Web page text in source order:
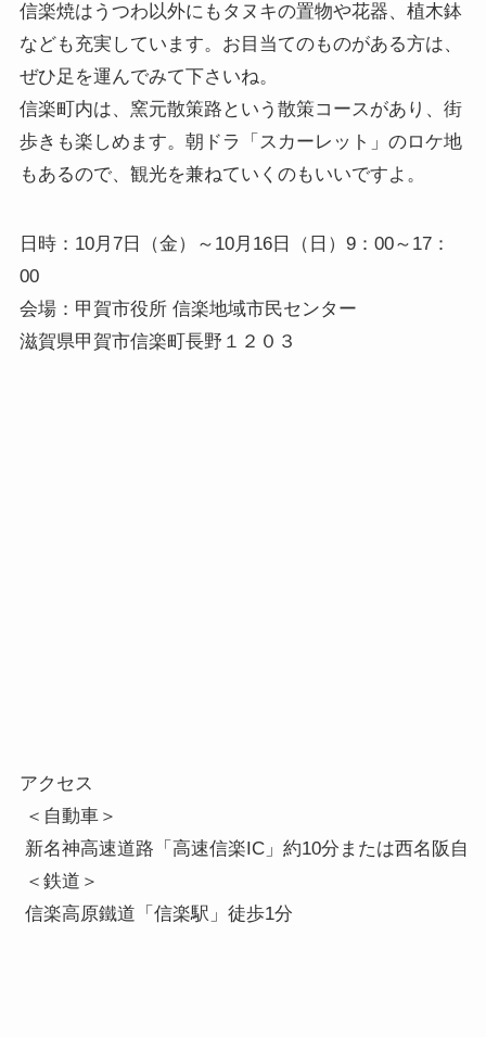
信楽焼はうつわ以外にもタヌキの置物や花器、植木鉢
なども充実しています。お目当てのものがある方は、
ぜひ足を運んでみて下さいね。
信楽町内は、窯元散策路という散策コースがあり、街
歩きも楽しめます。朝ドラ「スカーレット」のロケ地
もあるので、観光を兼ねていくのもいいですよ。
日時：10月7日（金）～10月16日（日）9：00～17：
00
会場：甲賀市役所 信楽地域市民センター
滋賀県甲賀市信楽町長野１２０３
アクセス
＜自動車＞
新名神高速道路「高速信楽IC」約10分または西名阪自
＜鉄道＞
信楽高原鐵道「信楽駅」徒歩1分